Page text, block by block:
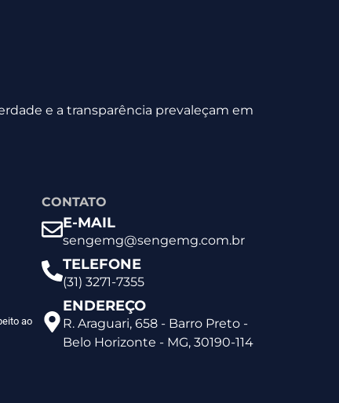
e a transparência prevaleçam em
ao
CONTATO
E-MAIL
sengemg@sengemg.com.br
TELEFONE
(31) 3271-7355
ENDEREÇO
R. Araguari, 658 - Barro Preto -
Belo Horizonte - MG, 30190-114